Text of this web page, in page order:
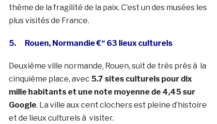
thème de la fragilité de la paix. C’est un des musées les
plus visités de France.
5. Rouen, Normandie €“ 63 lieux culturels
Deuxième ville normande, Rouen, suit de très près à la
cinquième place, avec 5.7 sites culturels pour dix
mille habitants et une note moyenne de 4,45 sur
Google. La ville aux cent clochers est pleine d’histoire
et de lieux culturels à visiter.